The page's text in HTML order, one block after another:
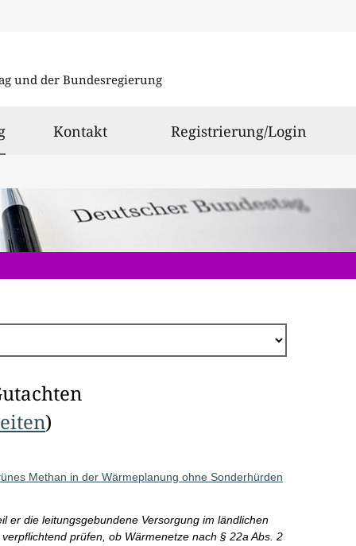
und der Bundesregierung
ausgewählt
Kontakt Registrierung/Login
)
Methan in der Wärmeplanung ohne Sonderhürden
er die leitungsgebundene Versorgung im ländlichen
prüfen, ob Wärmenetze nach § 22a Abs. 2